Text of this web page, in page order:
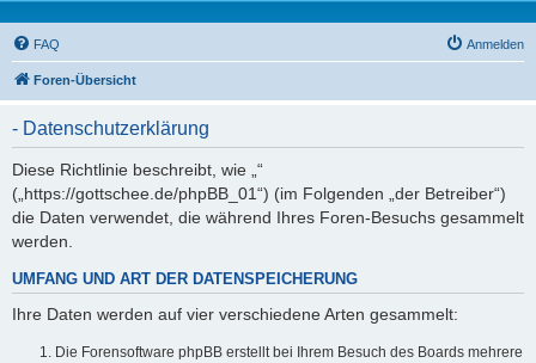
FAQ Anmelden
Foren-Übersicht
- Datenschutzerklärung
Diese Richtlinie beschreibt, wie „“
(„https://gottschee.de/phpBB_01“) (im Folgenden „der Betreiber“)
die Daten verwendet, die während Ihres Foren-Besuchs gesammelt
werden.
UMFANG UND ART DER DATENSPEICHERUNG
Ihre Daten werden auf vier verschiedene Arten gesammelt:
Die Forensoftware phpBB erstellt bei Ihrem Besuch des Boards mehrere